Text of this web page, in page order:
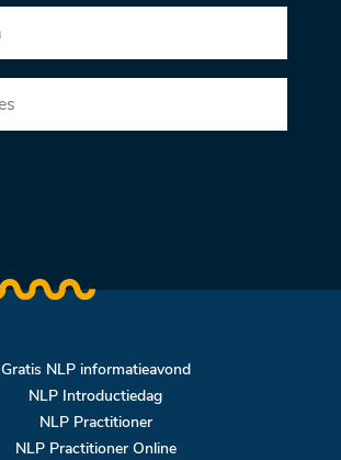
Gratis NLP informatieavond
NLP Introductiedag
NLP Practitioner
NLP Practitioner Online